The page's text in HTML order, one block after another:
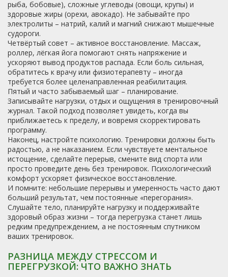
рыба, бобовые), сложные углеводы (овощи, крупы) и
здоровые жиры (орехи, авокадо). Не забывайте про
электролиты – натрий, калий и магний снижают мышечные
судороги.
Четвёртый совет – активное восстановление. Массаж,
роллер, лёгкая йога помогают снять напряжение и
ускоряют вывод продуктов распада. Если боль сильная,
обратитесь к врачу или физиотерапевту – иногда
требуется более целенаправленная реабилитация.
Пятый и часто забываемый шаг – планирование.
Записывайте нагрузки, отдых и ощущения в тренировочный
журнал. Такой подход позволяет увидеть, когда вы
приближаетесь к пределу, и вовремя скорректировать
программу.
Наконец, настройте психологию. Тренировки должны быть
радостью, а не наказанием. Если чувствуете ментальное
истощение, сделайте перерыв, смените вид спорта или
просто проведите день без тренировок. Психологический
комфорт ускоряет физическое восстановление.
И помните: небольшие перерывы и умеренность часто дают
больший результат, чем постоянные «перегорания».
Слушайте тело, планируйте нагрузку и поддерживайте
здоровый образ жизни – тогда перегрузка станет лишь
редким предупреждением, а не постоянным спутником
ваших тренировок.
РАЗНИЦА МЕЖДУ СТРЕССОМ И
ПЕРЕГРУЗКОЙ: ЧТО ВАЖНО ЗНАТЬ